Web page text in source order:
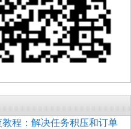
教程：解决任务积压和订单